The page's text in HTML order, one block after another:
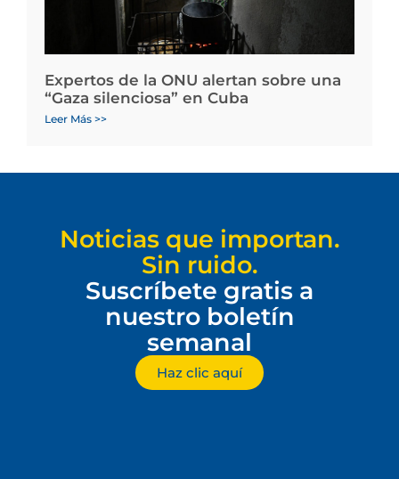
Expertos de la ONU alertan sobre una
“Gaza silenciosa” en Cuba
Leer Más >>
Noticias que importan.
Sin ruido.
Suscríbete gratis a
nuestro boletín
semanal
Haz clic aquí